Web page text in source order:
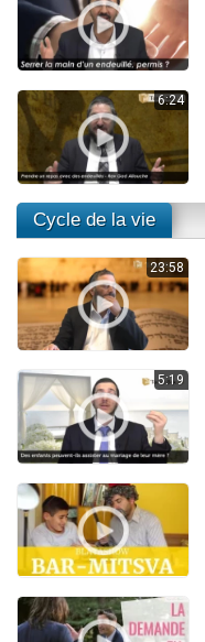
6:24
Cycle de la vie
23:58
5:19